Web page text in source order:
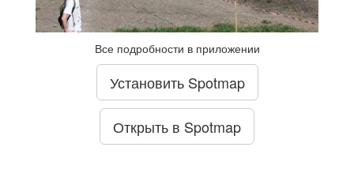
Все подробности в приложении
Установить Spotmap
Открыть в Spotmap